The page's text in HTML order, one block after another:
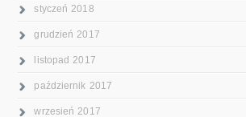
styczeń 2018
grudzień 2017
listopad 2017
październik 2017
wrzesień 2017